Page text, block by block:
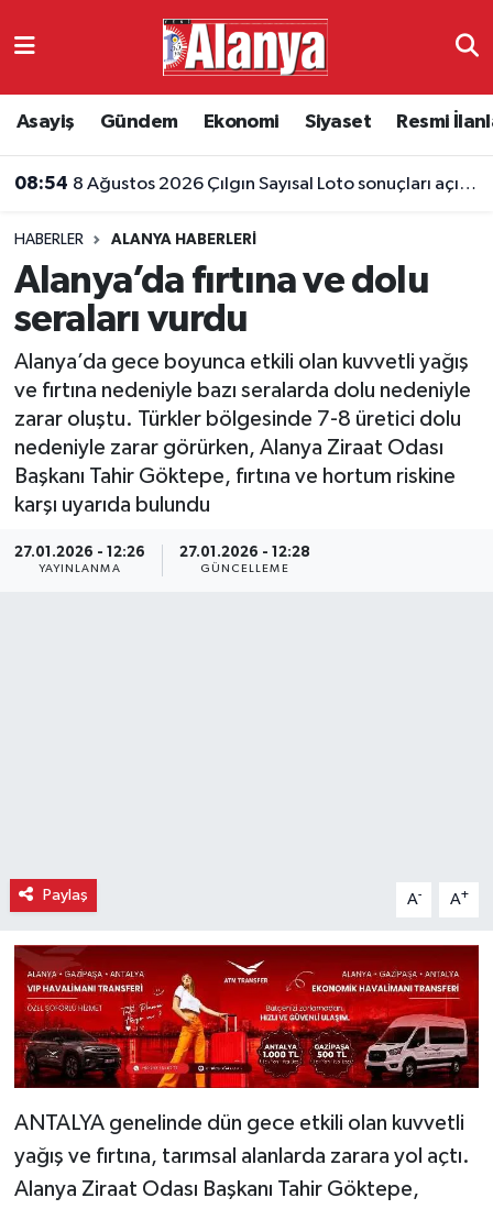
Asayiş Gündem Ekonomi Siyaset Resmi
08:54 8 Ağustos 2026 Çılgın Sayısal Loto sonuçları açıklandı
HABERLER ALANYA HABERLERI
Alanya’da fırtına ve dolu
seraları vurdu
Alanya’da gece boyunca etkili olan kuvvetli yağış
ve fırtına nedeniyle bazı seralarda dolu nedeniyle
zarar oluştu. Türkler bölgesinde 7-8 üretici dolu
nedeniyle zarar görürken, Alanya Ziraat Odası
Başkanı Tahir Göktepe, fırtına ve hortum riskine
karşı uyarıda bulundu
27.01.2026 - 12:26
YAYINLANMA
27.01.2026 - 12:28
GÜNCELLEME
Paylaş A- A+
ANTALYA genelinde dün gece etkili olan kuvvetli
yağış ve fırtına, tarımsal alanlarda zarara yol açtı.
Alanya Ziraat Odası Başkanı Tahir Göktepe,
Ekonomi
Resmi İlanlar
Alanyaspor
Turizm
E-Gazete
Antalya Namaz Vakitleri
Süper Lig Puan Durumu ve Fikstür
Tüm Manşetler
Son Dakika Haberleri
Haber Arşivi